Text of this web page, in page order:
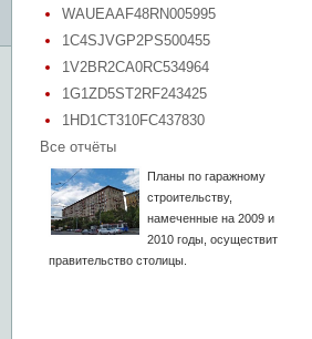
WAUEAAF48RN005995
1C4SJVGP2PS500455
1V2BR2CA0RC534964
1G1ZD5ST2RF243425
1HD1CT310FC437830
Все отчёты
Планы по гаражному
строительству,
намеченные на 2009 и
2010 годы, осуществит
правительство столицы.